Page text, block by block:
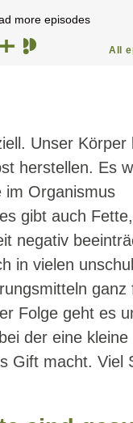
Unser Körper
herstellen. Es
im Organismus
gibt auch
negativ
in vielen
ganz
Folge geht es
der eine kleine
Gift macht. Viel